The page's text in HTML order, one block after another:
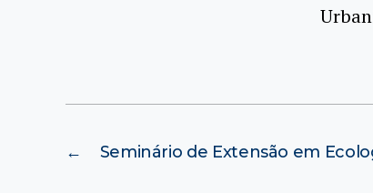
← Seminário de Extensão em